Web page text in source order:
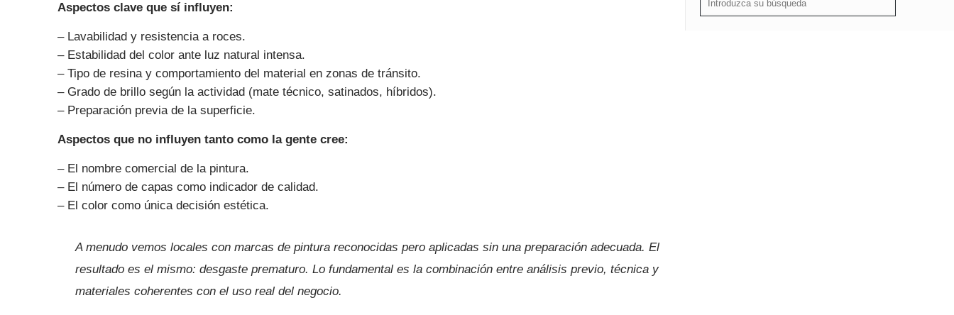
Aspectos clave que sí influyen:
– Lavabilidad y resistencia a roces.
– Estabilidad del color ante luz natural intensa.
– Tipo de resina y comportamiento del material en zonas de tránsito.
– Grado de brillo según la actividad (mate técnico, satinados, híbridos).
– Preparación previa de la superficie.
Aspectos que no influyen tanto como la gente cree:
– El nombre comercial de la pintura.
– El número de capas como indicador de calidad.
– El color como única decisión estética.
A menudo vemos locales con marcas de pintura reconocidas pero aplicadas sin una preparación adecuada. El
resultado es el mismo: desgaste prematuro. Lo fundamental es la combinación entre análisis previo, técnica y
materiales coherentes con el uso real del negocio.